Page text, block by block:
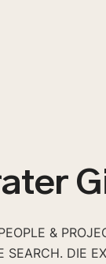
&
DIE